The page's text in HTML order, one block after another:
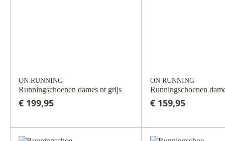
ON RUNNING
Runningschoenen dames nt grijs
€ 199,95
ON RUNNING
Runningschoenen
€ 159,95